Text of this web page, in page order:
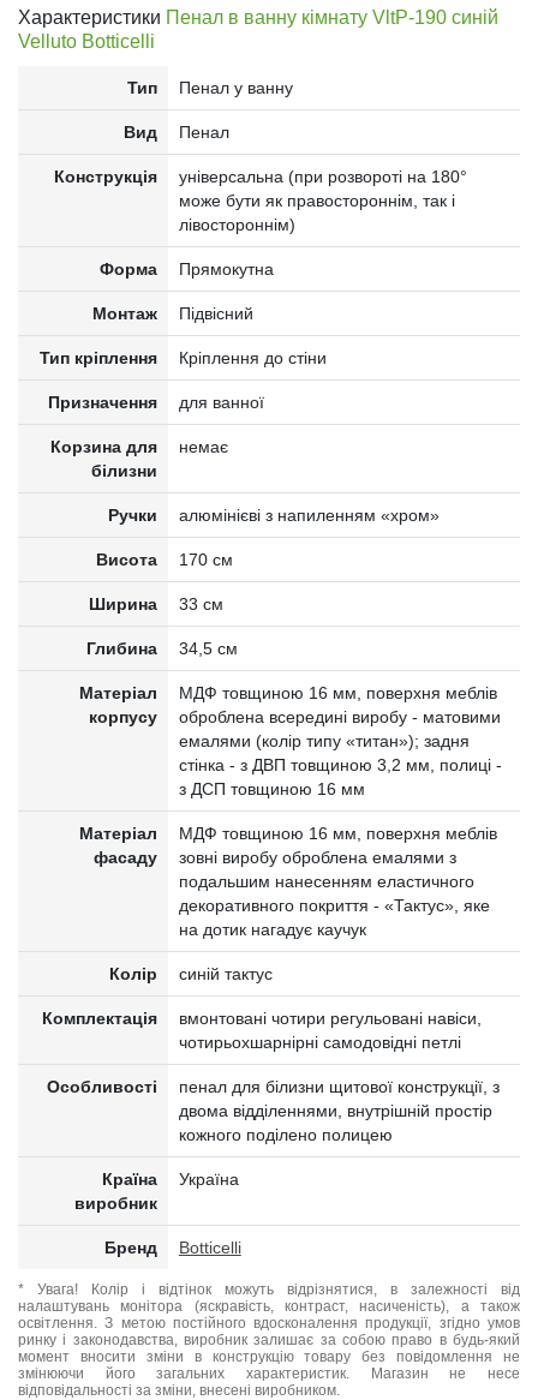
Характеристики Пенал в ванну кімнату VltP-190 синій
Velluto Botticelli
Тип Пенал у ванну
Вид Пенал
Конструкція
універсальна (при розвороті на 180°
може бути як правостороннім, так і
лівостороннім)
Форма Прямокутна
Монтаж Підвісний
Тип кріплення Кріплення до стіни
Призначення для ванної
Корзина для
білизни
немає
Ручки алюмінієві з напиленням «хром»
Висота 170 см
Ширина 33 см
Глибина 34,5 см
Матеріал
корпусу
МДФ товщиною 16 мм, поверхня меблів
оброблена всередині виробу - матовими
емалями (колір типу «титан»); задня
стінка - з ДВП товщиною 3,2 мм, полиці -
з ДСП товщиною 16 мм
Матеріал
фасаду
МДФ товщиною 16 мм, поверхня меблів
зовні виробу оброблена емалями з
подальшим нанесенням еластичного
декоративного покриття - «Тактус», яке
на дотик нагадує каучук
Колір синій тактус
Комплектація
вмонтовані чотири регульовані навіси,
чотирьохшарнірні самодовідні петлі
Особливості
пенал для білизни щитової конструкції, з
двома відділеннями, внутрішній простір
кожного поділено полицею
Країна
виробник
Україна
Бренд Botticelli
* Увага! Колір і відтінок можуть відрізнятися, в залежності від
налаштувань монітора (яскравість, контраст, насиченість), а також
освітлення. З метою постійного вдосконалення продукції, згідно умов
ринку і законодавства, виробник залишає за собою право в будь-який
момент вносити зміни в конструкцію товару без повідомлення не
змінюючи його загальних характеристик. Магазин не несе
відповідальності за зміни, внесені виробником.